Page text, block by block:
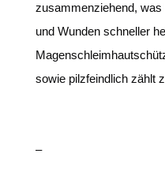
zusammenziehend,
und Wunden schneller
sowie pilzfeindlich zählt
–